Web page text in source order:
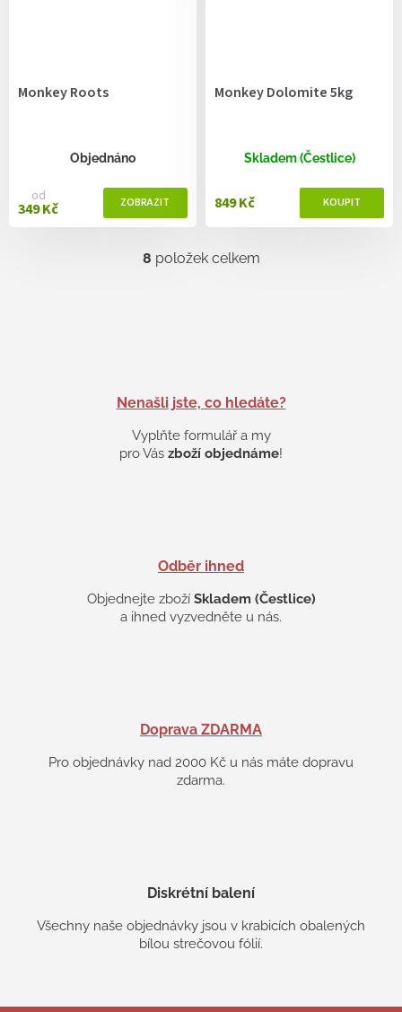
Monkey Roots
Objednáno
od
349 Kč
Monkey Dolomite 5kg
Skladem (Čestlice)
849 Kč
O
p
v
k
s
u
8 položek celkem
Nenašli jste, co hledáte?
Vyplňte formulář a my
pro Vás zboží objednáme!
Odběr ihned
Objednejte zboží Skladem (Čestlice)
a ihned vyzvedněte u nás.
Doprava ZDARMA
Pro objednávky nad 2000 Kč u nás máte dopravu
zdarma.
Diskrétní balení
Všechny naše objednávky jsou v krabicích obalených
bílou strečovou fólií.